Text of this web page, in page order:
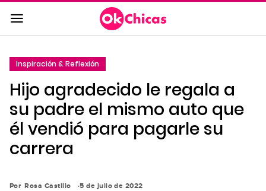
Saltar
al
contenido
a
la
navegación
principal
Inspiración & Reflexión
Hijo agradecido le regala a
su padre el mismo auto que
él vendió para pagarle su
carrera
Por Rosa Castillo 5 de julio de 2022